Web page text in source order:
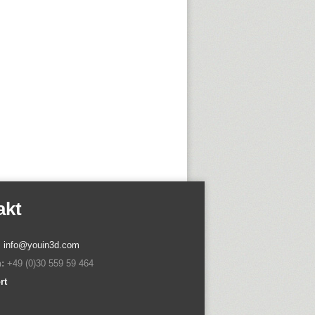
info@youin3d.com
+49 (0)30 559 59 464